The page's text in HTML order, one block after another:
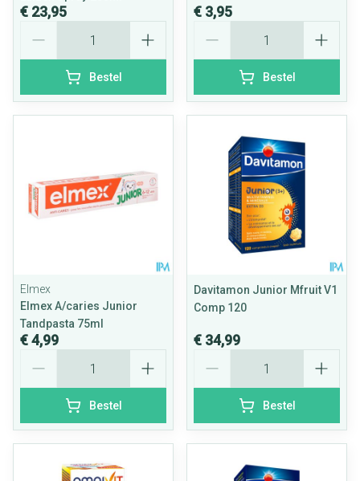
€ 23,95
Bestel
€ 3,95
Bestel
Elmex
Elmex A/caries Junior
Tandpasta 75ml
€ 4,99
Bestel
Davitamon Junior Mfruit V1
Comp 120
€ 34,99
Bestel